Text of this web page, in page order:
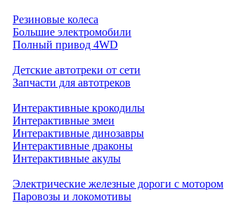
Резиновые колеса
Большие электромобили
Полный привод 4WD
Детские автотреки от сети
Запчасти для автотреков
Интерактивные крокодилы
Интерактивные змеи
Интерактивные динозавры
Интерактивные драконы
Интерактивные акулы
Электрические железные дороги с мотором
Паровозы и локомотивы